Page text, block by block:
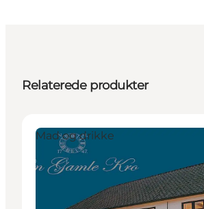
Relaterede produkter
Mad og drikke